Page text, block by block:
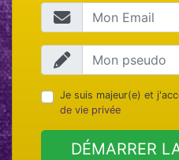
Je suis majeur(e) et
de vie privée
DÉMARRER